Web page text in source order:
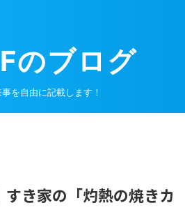
のブログ
を自由に記載します！
すき家の「灼熱の焼きカ